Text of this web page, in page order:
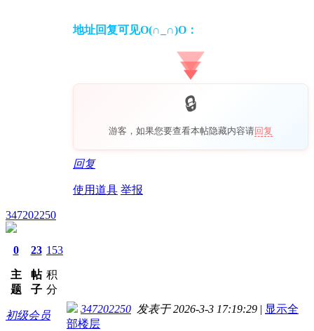
地址回复可见O(∩_∩)O：
游客，如果您要查看本帖隐藏内容请回复
回复
使用道具 举报
347202250
0
主
题
23
帖
子
153
积
分
初级会员
347202250 发表于 2026-3-3 17:19:29 | 显示全
部楼层